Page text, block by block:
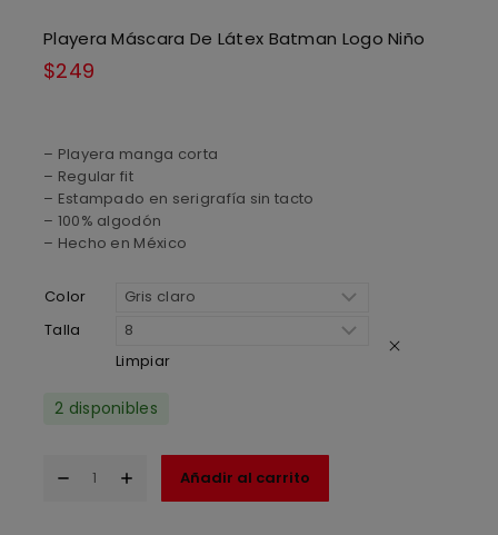
Playera Máscara De Látex Batman Logo Niño
$249
– Playera manga corta
– Regular fit
– Estampado en serigrafía sin tacto
– 100% algodón
– Hecho en México
Color
Talla
Limpiar
2 disponibles
Añadir al carrito